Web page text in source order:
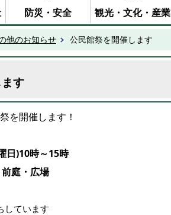
防災・安全 観光・文化・産業
他のお知らせ 公民館祭を開催します
す
を開催します！
日)10時～15時
庭・広場
しています